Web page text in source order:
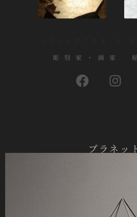
彫刻家・画家
プラネッ